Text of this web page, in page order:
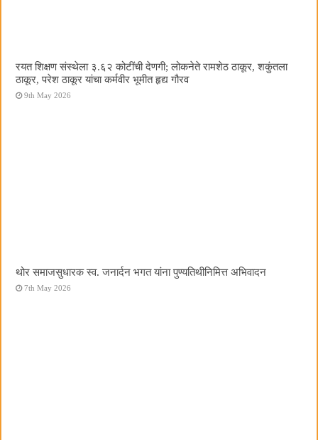
रयत शिक्षण संस्थेला ३.६२ कोटींची देणगी; लोकनेते रामशेठ ठाकूर, शकुंतला
ठाकूर, परेश ठाकूर यांचा कर्मवीर भूमीत हृद्य गौरव
9th May 2026
थोर समाजसुधारक स्व. जनार्दन भगत यांना पुण्यतिथीनिमित्त अभिवादन
7th May 2026